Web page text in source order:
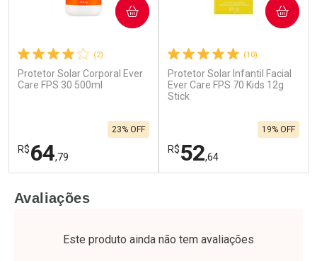
(2)
Protetor Solar Corporal Ever
Care FPS 30 500ml
R$64,79
23% OFF
COMPRAR
Laboratório
Por Menos
(10)
Protetor Solar Infantil Facial
Ever Care FPS 70 Kids 12g
Stick
R$52,64
19% OFF
COMPRAR
Laboratório
Por Menos
Avaliações
Este produto ainda não tem avaliações